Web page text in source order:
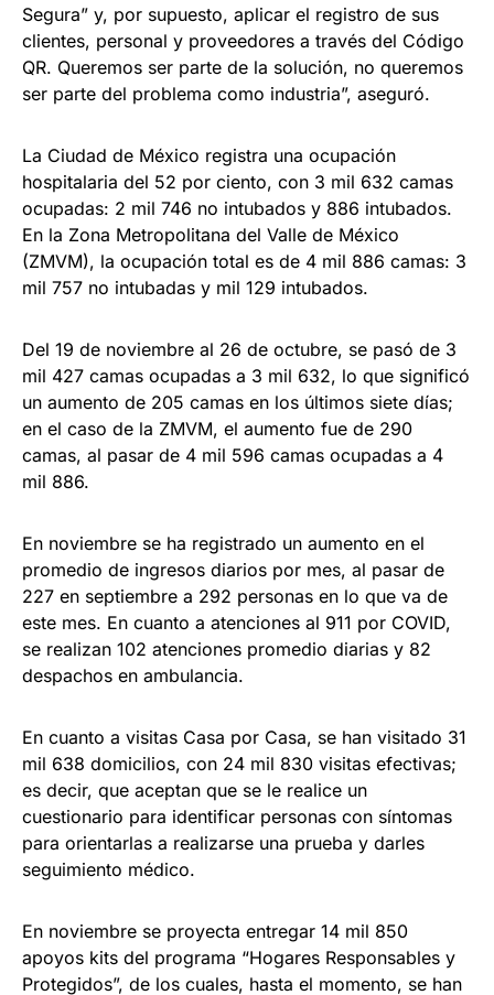
Segura” y, por supuesto, aplicar el registro de sus
clientes, personal y proveedores a través del Código
QR. Queremos ser parte de la solución, no queremos
ser parte del problema como industria”, aseguró.
La Ciudad de México registra una ocupación
hospitalaria del 52 por ciento, con 3 mil 632 camas
ocupadas: 2 mil 746 no intubados y 886 intubados.
En la Zona Metropolitana del Valle de México
(ZMVM), la ocupación total es de 4 mil 886 camas: 3
mil 757 no intubadas y mil 129 intubados.
Del 19 de noviembre al 26 de octubre, se pasó de 3
mil 427 camas ocupadas a 3 mil 632, lo que significó
un aumento de 205 camas en los últimos siete días;
en el caso de la ZMVM, el aumento fue de 290
camas, al pasar de 4 mil 596 camas ocupadas a 4
mil 886.
En noviembre se ha registrado un aumento en el
promedio de ingresos diarios por mes, al pasar de
227 en septiembre a 292 personas en lo que va de
este mes. En cuanto a atenciones al 911 por COVID,
se realizan 102 atenciones promedio diarias y 82
despachos en ambulancia.
En cuanto a visitas Casa por Casa, se han visitado 31
mil 638 domicilios, con 24 mil 830 visitas efectivas;
es decir, que aceptan que se le realice un
cuestionario para identificar personas con síntomas
para orientarlas a realizarse una prueba y darles
seguimiento médico.
En noviembre se proyecta entregar 14 mil 850
apoyos kits del programa “Hogares Responsables y
Protegidos”, de los cuales, hasta el momento, se han